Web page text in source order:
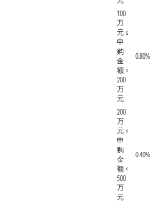
100
万
元 ≤
申
购
金
额 <
200
万
元
0.80%
200
万
元 ≤
申
购
金
额 <
500
万
元
0.40%